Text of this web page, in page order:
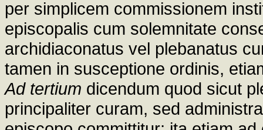
per simplicem commissionem
episcopalis cum solemnitate
archidiaconatus vel plebanatus
tamen in susceptione ordinis,
Ad tertium dicendum quod sicut
principaliter curam, sed